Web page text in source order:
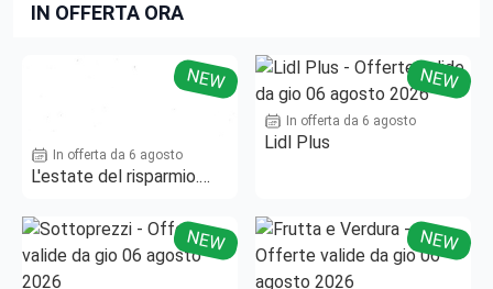
IN OFFERTA ORA
NEW
In offerta da 6 agosto
L'estate del risparmio.
NEW
In offerta da 6 agosto
Lidl Plus
NEW NEW